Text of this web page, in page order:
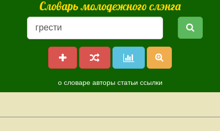
Словарь молодежного слэнга
о словаре авторы статьи ссылки